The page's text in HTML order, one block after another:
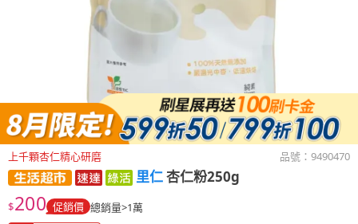
上千顆杏仁精心研磨 品號： 9490470
里仁杏仁粉250g
$200 促銷價 總銷量>1萬